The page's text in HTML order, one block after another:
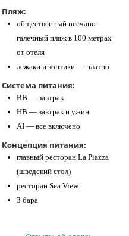
Пляж:
общественный песчано-
галечный пляж в 100 метрах
от отеля
лежаки и зонтики — платно
Система питания:
BB — завтрак
HB — завтрак и ужин
AI — все включено
Концепция питания:
главный ресторан La Piazza
(шведский стол)
ресторан Sea View
3 бара